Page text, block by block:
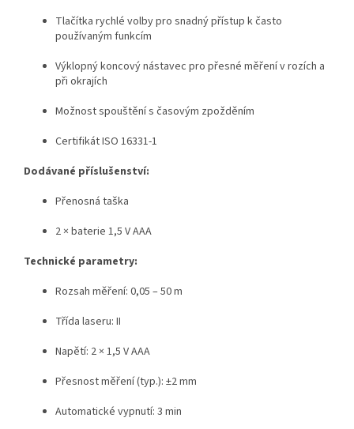
Tlačítka rychlé volby pro snadný přístup k často
používaným funkcím
Výklopný koncový nástavec pro přesné měření v rozích a
při okrajích
Možnost spouštění s časovým zpožděním
Certifikát ISO 16331-1
Dodávané příslušenství:
Přenosná taška
2 × baterie 1,5 V AAA
Technické parametry:
Rozsah měření: 0,05 – 50 m
Třída laseru: II
Napětí: 2 × 1,5 V AAA
Přesnost měření (typ.): ±2 mm
Automatické vypnutí: 3 min